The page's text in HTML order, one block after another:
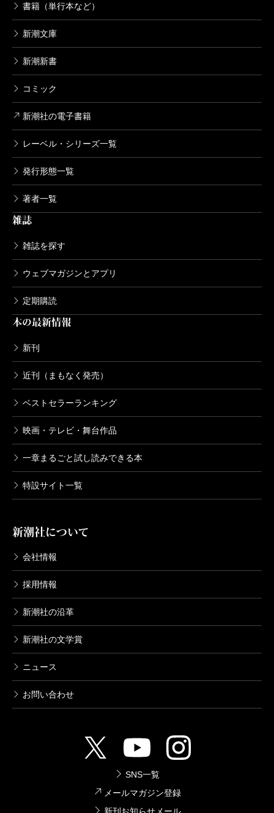
書籍（単行本など）
新潮文庫
新潮新書
コミック
新潮社の電子書籍
レーベル・シリーズ一覧
発行形態一覧
著者一覧
雑誌
雑誌を探す
ウェブマガジンとアプリ
定期購読
本の最新情報
新刊
近刊（まもなく発売）
ベストセラーランキング
映画・テレビ・舞台作品
一章まるごと試し読みできる本
特設サイト一覧
新潮社について
会社情報
採用情報
新潮社の沿革
新潮社の文学賞
ニュース
お問い合わせ
SNS一覧
メールマガジン登録